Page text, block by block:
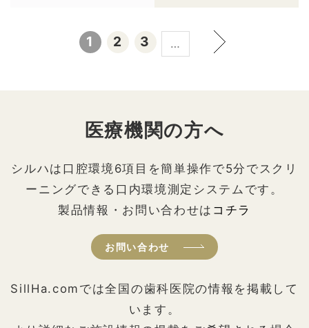
1 2 3 …
医療機関の方へ
シルハは口腔環境6項目を簡単操作で5分でスクリ
ーニングできる口内環境測定システムです。
製品情報・お問い合わせは コチラ
お問い合わせ
SillHa.comでは全国の歯科医院の情報を掲載して
います。